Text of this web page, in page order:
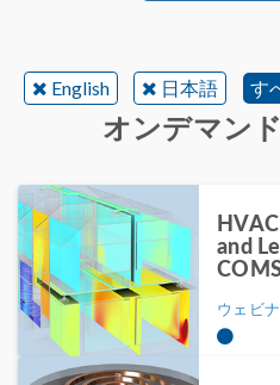
English 日本語 す
オンデマン
and
ウェビ